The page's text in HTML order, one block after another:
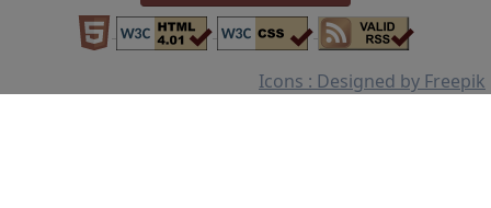
Icons : Designed by Freepik